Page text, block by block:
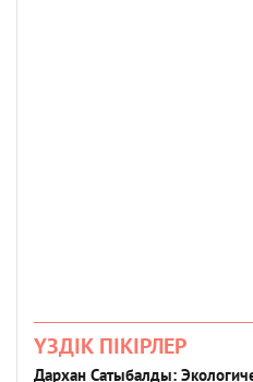
ҮЗДІК ПІКІРЛЕР
Дархан Сатыбалды: